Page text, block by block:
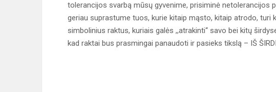
tolerancijos svarbą mūsų gyvenime, prisiminė netolerancijos
geriau suprastume tuos, kurie kitaip mąsto, kitaip atrodo, turi
simbolinius raktus, kuriais galės ,,atrakinti‘‘ savo bei kitų
kad raktai bus prasmingai panaudoti ir pasieks tikslą – IŠ